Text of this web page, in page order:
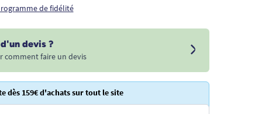
de fidélité
devis ?
comment faire un devis
dès 159€ d'achats sur tout le site